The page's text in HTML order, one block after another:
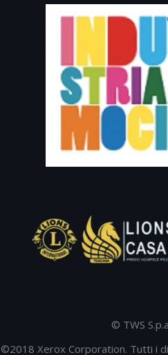
© TWS
©2018 Xerox Corporation. Tutti i